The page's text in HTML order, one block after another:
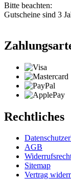
Bitte beachten:
Gutscheine sind 3
Rechtliches
AGB
Sitemap
Vertrag